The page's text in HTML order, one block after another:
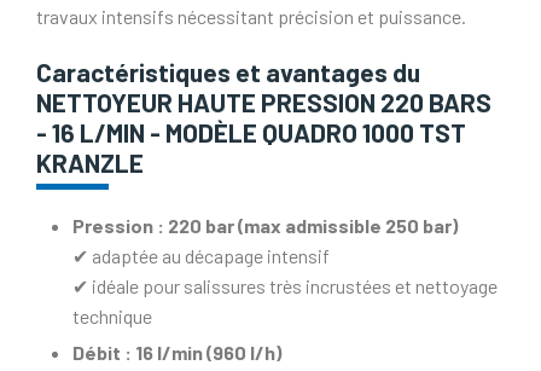
travaux intensifs nécessitant précision et puissance.
Caractéristiques et avantages du
NETTOYEUR HAUTE PRESSION 220 BARS
- 16 L/MIN - MODÈLE QUADRO 1000 TST
KRANZLE
Pression : 220 bar (max admissible 250 bar)
✔ adaptée au décapage intensif
✔ idéale pour salissures très incrustées et nettoyage
technique
Débit : 16 l/min (960 l/h)